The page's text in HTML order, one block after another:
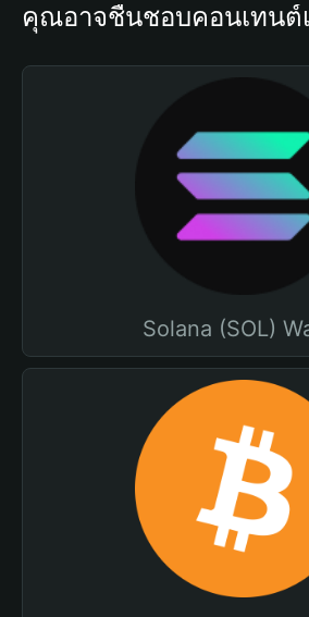
คุณอาจชื่นชอบคอนเทนต์
Solana (SOL)